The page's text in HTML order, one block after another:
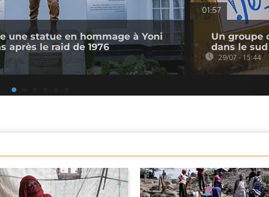
une statue en hommage à Yoni
après le raid de 1976
01:57
Un groupe
dans le sud
29/07 - 15:44